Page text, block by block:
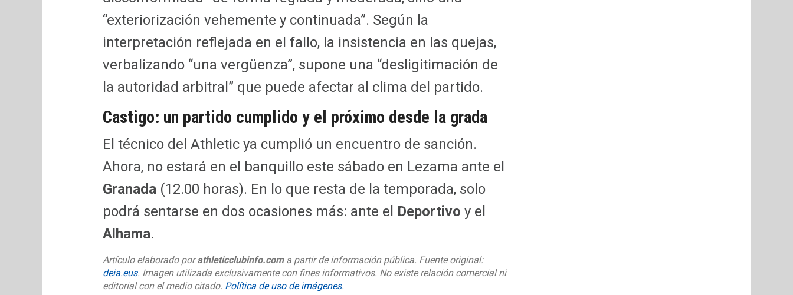
“exteriorización vehemente y continuada”. Según la
interpretación reflejada en el fallo, la insistencia en las quejas,
verbalizando “una vergüenza”, supone una “desligitimación de
la autoridad arbitral” que puede afectar al clima del partido.
Castigo: un partido cumplido y el próximo desde la grada
El técnico del Athletic ya cumplió un encuentro de sanción.
Ahora, no estará en el banquillo este sábado en Lezama ante el
Granada (12.00 horas). En lo que resta de la temporada, solo
podrá sentarse en dos ocasiones más: ante el Deportivo y el
Alhama.
Artículo elaborado porathleticclubinfo.coma partir de información pública. Fuente original:
deia.eus. Imagen utilizada exclusivamente con fines informativos. No existe relación comercial ni
editorial con el medio citado. Política de uso de imágenes.